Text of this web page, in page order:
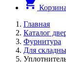
Корзина
Главная
Каталог
Фурнитура
Для